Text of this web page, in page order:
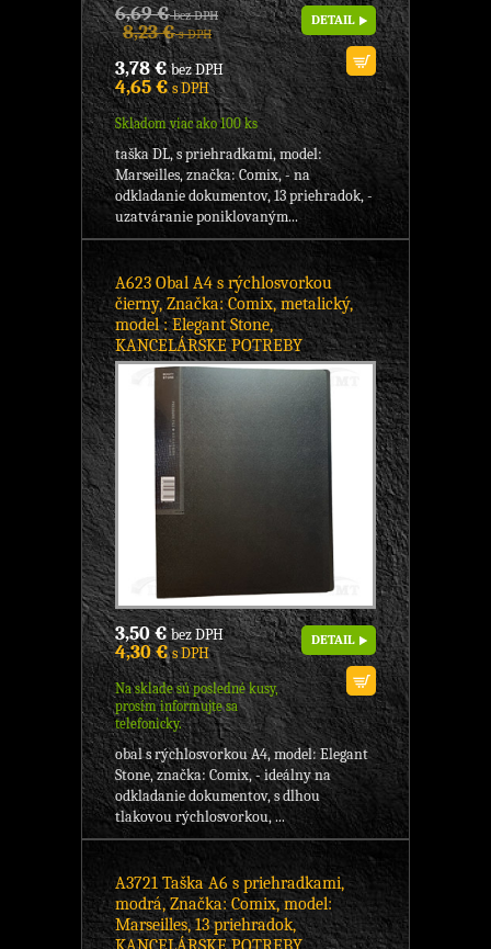
6,69 €bez DPH
8,23 €s DPH
3,78 €bez DPH
4,65 €s DPH
Skladom viac ako 100 ks
DETAIL
taška DL, s priehradkami, model:
Marseilles, značka: Comix, - na
odkladanie dokumentov, 13 priehradok, -
uzatváranie poniklovaným...
A623 Obal A4 s rýchlosvorkou
čierny, Značka: Comix, metalický,
model : Elegant Stone,
KANCELÁRSKE POTREBY
3,50 €bez DPH
4,30 €s DPH
Na sklade sú posledné kusy,
prosím informujte sa
telefonicky.
DETAIL
obal s rýchlosvorkou A4, model: Elegant
Stone, značka: Comix, - ideálny na
odkladanie dokumentov, s dlhou
tlakovou rýchlosvorkou, ...
A3721 Taška A6 s priehradkami,
modrá, Značka: Comix, model:
Marseilles, 13 priehradok,